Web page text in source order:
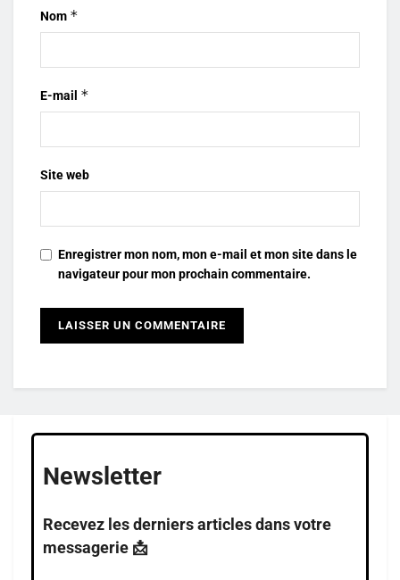
Nom *
E-mail *
Site web
Enregistrer mon nom, mon e-mail et mon site dans le
navigateur pour mon prochain commentaire.
Newsletter
Recevez les derniers articles dans votre
messagerie 📩